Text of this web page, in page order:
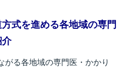
式を進める各地域の専門
介
る各地域の専門医・かかり